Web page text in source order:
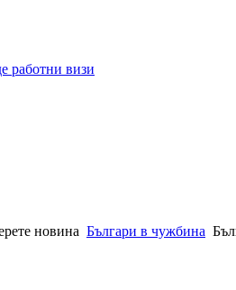
работни визи
новина Българи в чужбина